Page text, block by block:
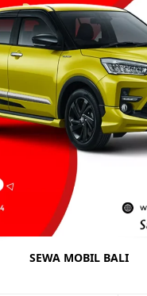
SEWA MOBIL BALI